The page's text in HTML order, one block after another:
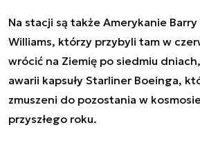
Na stacji są także Amerykanie
Williams, którzy przybyli tam w
wrócić na Ziemię po siedmiu
awarii kapsuły Starliner Boeinga,
zmuszeni do pozostania w
przyszłego roku.